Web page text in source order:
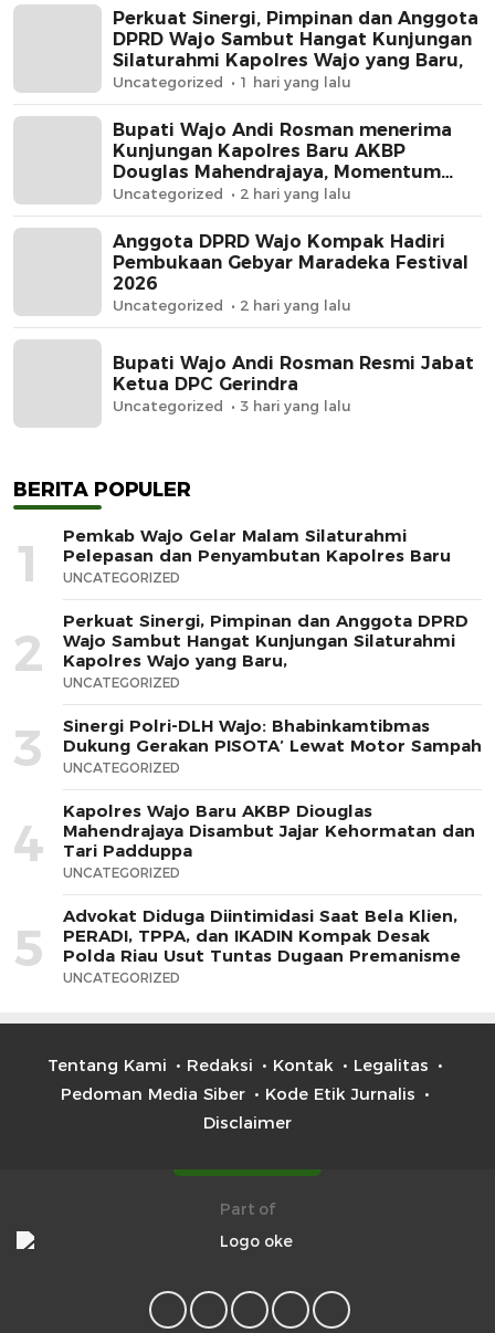
Perkuat Sinergi, Pimpinan dan Anggota
DPRD Wajo Sambut Hangat Kunjungan
Silaturahmi Kapolres Wajo yang Baru,
Uncategorized 1 hari yang lalu
Bupati Wajo Andi Rosman menerima
Kunjungan Kapolres Baru AKBP
Douglas Mahendrajaya, Momentum
Memperkuat Sinergi
Uncategorized 2 hari yang lalu
Anggota DPRD Wajo Kompak Hadiri
Pembukaan Gebyar Maradeka Festival
2026
Uncategorized 2 hari yang lalu
Bupati Wajo Andi Rosman Resmi Jabat
Ketua DPC Gerindra
Uncategorized 3 hari yang lalu
BERITA POPULER
1
Pemkab Wajo Gelar Malam Silaturahmi
Pelepasan dan Penyambutan Kapolres Baru
UNCATEGORIZED
2
Perkuat Sinergi, Pimpinan dan Anggota DPRD
Wajo Sambut Hangat Kunjungan Silaturahmi
Kapolres Wajo yang Baru,
UNCATEGORIZED
3
Sinergi Polri-DLH Wajo: Bhabinkamtibmas
Dukung Gerakan PISOTA’ Lewat Motor Sampah
UNCATEGORIZED
4
Kapolres Wajo Baru AKBP Diouglas
Mahendrajaya Disambut Jajar Kehormatan dan
Tari Padduppa
UNCATEGORIZED
5
Advokat Diduga Diintimidasi Saat Bela Klien,
PERADI, TPPA, dan IKADIN Kompak Desak
Polda Riau Usut Tuntas Dugaan Premanisme
UNCATEGORIZED
Tentang Kami Redaksi Kontak
Legalitas
Pedoman Media Siber
Kode Etik Jurnalis
Disclaimer
Part of